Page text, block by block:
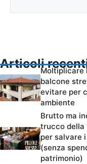
ArticoliMoltiplicare
balcone
evitare per
ambiente
Brutto ma
trucco della
per salvare
(senza
patrimonio)